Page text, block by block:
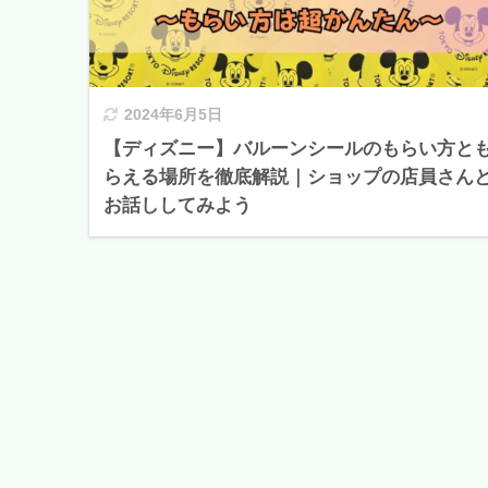
2024年6月5日
【ディズニー】バルーンシールのもらい方と
らえる場所を徹底解説｜ショップの店員さん
お話ししてみよう